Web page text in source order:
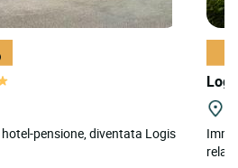
pensione, diventata Logis